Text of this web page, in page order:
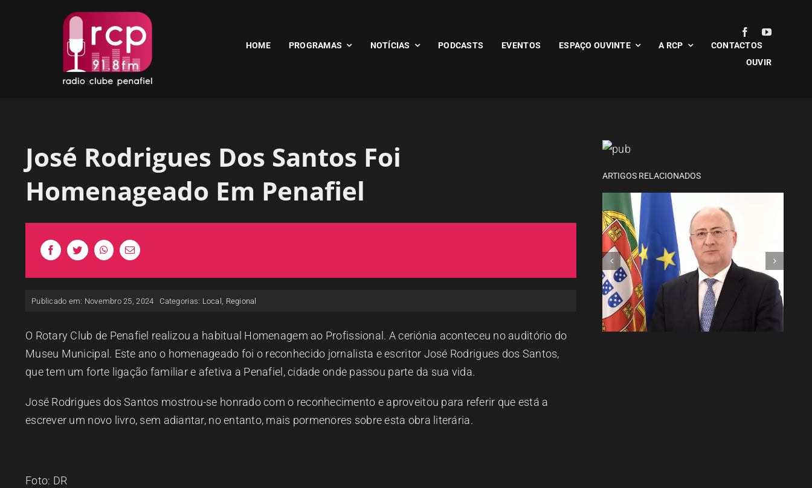
HOME PROGRAMAS NOTÍCIAS PODCASTS EVENTOS ESPAÇO OUVINTE A RCP
CONTACTOS
OUVIR
José Rodrigues Dos Santos Foi
Homenageado Em Penafiel
Publicado em: Novembro 25, 2024 Categorias: Local Regional
O Rotary Club de Penafiel realizou a habitual Homenagem ao Profissional. A ceriónia aconteceu no auditório do
Museu Municipal. Este ano o homenageado foi o reconhecido jornalista e escritor José Rodrigues dos Santos,
que tem um forte ligação familiar e afetiva a Penafiel, cidade onde passou parte da sua vida.
José Rodrigues dos Santos mostrou-se honrado com o reconhecimento e aproveitou para referir que está a
escrever um novo livro, sem adiantar, no entanto, mais pormenores sobre esta obra literária.
Foto: DR
ARTIGOS RELACIONADOS